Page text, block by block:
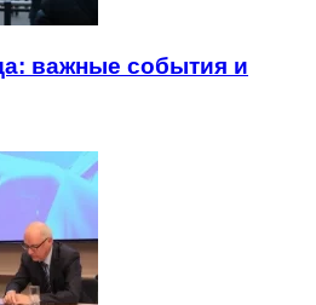
важные события и